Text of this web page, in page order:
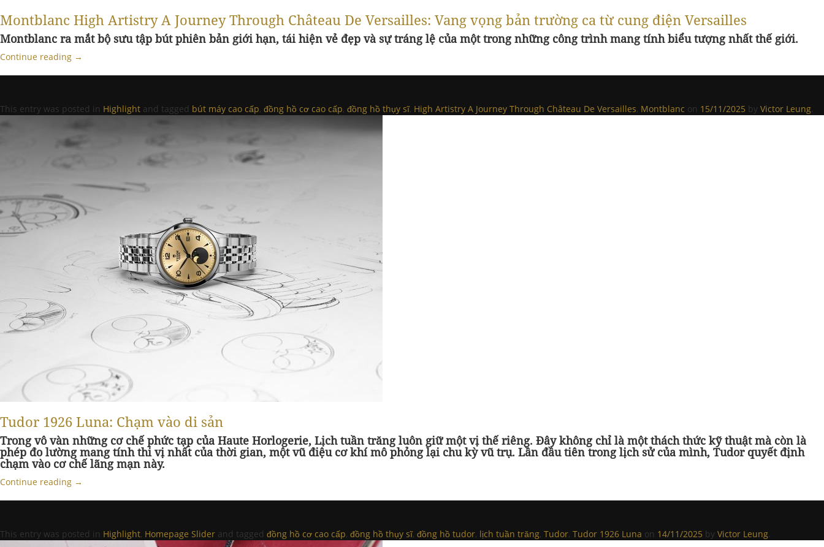
Montblanc High Artistry A Journey Through Château De Versailles: Vang vọng bản trường ca từ cung điện Versailles
Montblanc ra mắt bộ sưu tập bút phiên bản giới hạn, tái hiện vẻ đẹp và sự tráng lệ của một trong những công trình mang tính biểu tượng nhất thế giới.
Continue reading →
This entry was posted in Highlight and tagged bút máy cao cấp, đồng hồ cơ cao cấp, đồng hồ thụy sĩ, High Artistry A Journey Through Château De Versailles, Montblanc on 15/11/2025 by Victor Leung.
Tudor 1926 Luna: Chạm vào di sản
Trong vô vàn những cơ chế phức tạp của Haute Horlogerie, Lịch tuần trăng luôn giữ một vị thế riêng. Đây không chỉ là một thách thức kỹ thuật mà còn là
phép đo lường mang tính thi vị nhất của thời gian, một vũ điệu cơ khí mô phỏng lại chu kỳ vũ trụ. Lần đầu tiên trong lịch sử của mình, Tudor quyết định
chạm vào cơ chế lãng mạn này.
Continue reading →
This entry was posted in Highlight, Homepage Slider and tagged đồng hồ cơ cao cấp, đồng hồ thụy sĩ, đồng hồ tudor, lịch tuần trăng, Tudor, Tudor 1926 Luna on 14/11/2025 by Victor Leung.